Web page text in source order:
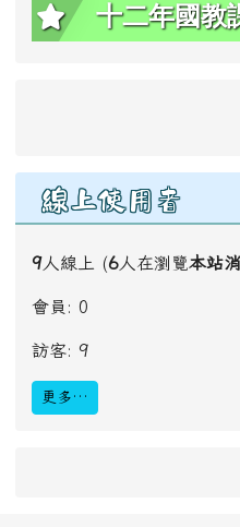
十二年國教
線上使用者
9人線上 (6人在瀏覽本站
會員: 0
訪客: 9
更多…